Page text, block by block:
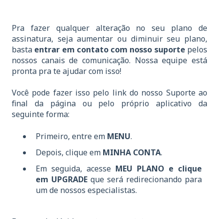
Pra fazer qualquer alteração no seu plano de
assinatura, seja aumentar ou diminuir seu plano,
basta entrar em contato com nosso suporte pelos
nossos canais de comunicação. Nossa equipe está
pronta pra te ajudar com isso!
Você pode fazer isso pelo link do nosso Suporte ao
final da página ou pelo próprio aplicativo da
seguinte forma:
Primeiro, entre em MENU.
Depois, clique em MINHA CONTA.
Em seguida, acesse MEU PLANO e clique
em UPGRADEque será redirecionando para
um de nossos especialistas.